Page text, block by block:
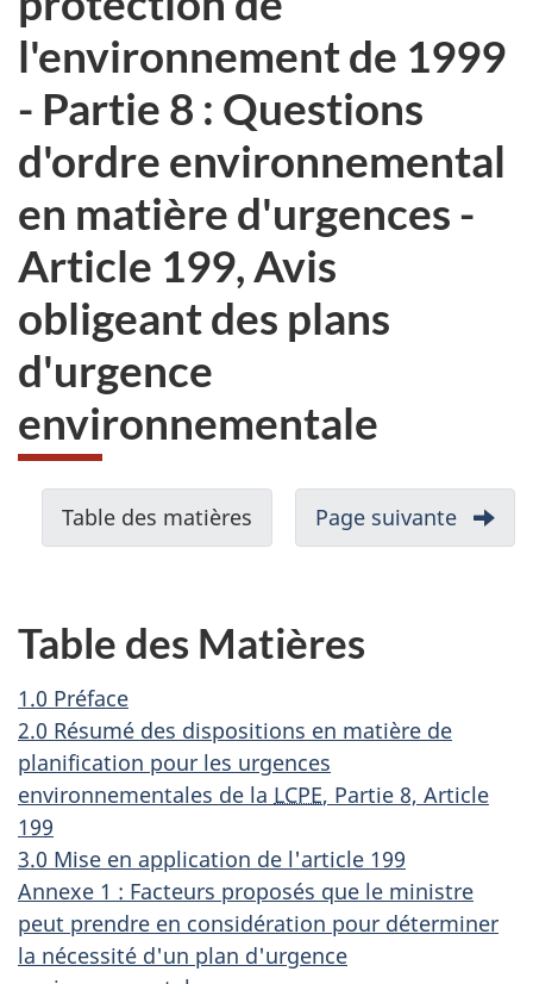
l'environnement de 1999
- Partie 8 : Questions
d'ordre environnemental
en matière d'urgences -
Article 199, Avis
obligeant des plans
d'urgence
environnementale
g
a
t
i
o
n
d
a
n
Table des matières Page suivante
1.0
Table des Matières
1.0 Préface
2.0 Résumé des dispositions en matière de
planification pour les urgences
environnementales de la LCPE, Partie 8, Article
199
3.0 Mise en application de l'article 199
Annexe 1 : Facteurs proposés que le ministre
peut prendre en considération pour déterminer
la nécessité d'un plan d'urgence